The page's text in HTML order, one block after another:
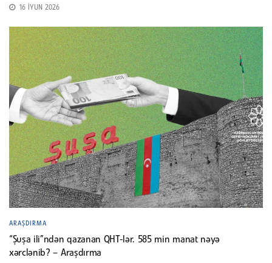
16 İYUN 2026
ARAŞDIRMA
“Şuşa ili”ndən qazanan QHT-lər. 585 min manat nəyə
xərclənib? – Araşdırma